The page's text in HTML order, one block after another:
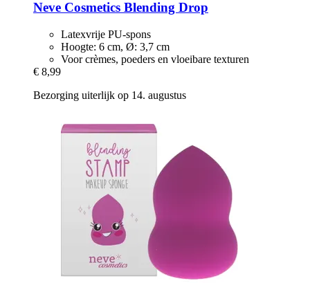
Neve Cosmetics Blending Drop
Latexvrije PU-spons
Hoogte: 6 cm, Ø: 3,7 cm
Voor crèmes, poeders en vloeibare texturen
€ 8,99
Bezorging uiterlijk op 14. augustus